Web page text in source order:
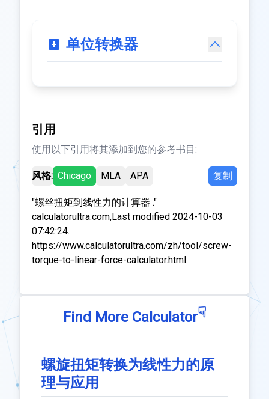
单位转换器
引用
使用以下引用将其添加到您的参考书目:
风格: Chicago MLA APA 复制
"螺丝扭矩到线性力的计算器 ."
calculatorultra.com,Last modified 2024-10-03
07:42:24.
https://www.calculatorultra.com/zh/tool/screw-
torque-to-linear-force-calculator.html.
Find More Calculator☟
螺旋扭矩转换为线性力的原
理与应用